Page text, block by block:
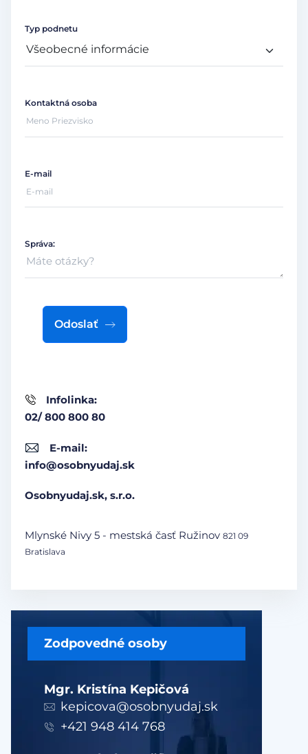
Zodpovedné osoby
Mgr. Kristína Kepičová
kepicova@osobnyudaj.sk
+421 948 414 768
Infolinka:
02/ 800 800 80
E-mail:
info@osobnyudaj.sk
Osobnyudaj.sk, s.r.o.
Mlynské Nivy 5 - mestská časť Ružinov 821 09
Bratislava
Typ podnetu
Kontaktná osoba
E-mail
Správa:
Odoslať